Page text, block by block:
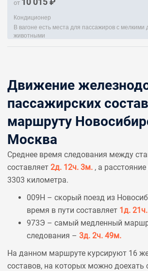
от
Кондиционер
В вагоне есть места для пассажиров с
животными
Движение
пассажирских
маршруту
Москва
Среднее время следования между
составляет 2д. 12ч. 3м. , а
3303 километра.
009Н – скорый поезд из
время в пути составляет 1д.
973Э – самый медленный
следования – 3д. 2ч. 49м.
На данном маршруте курсируют 16
составов, на которых можно